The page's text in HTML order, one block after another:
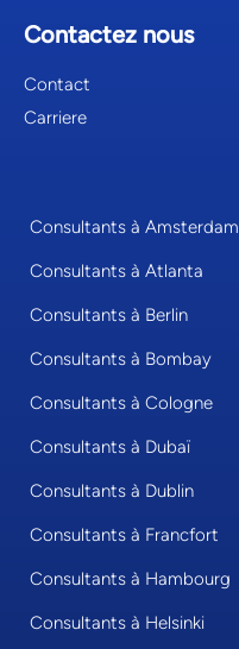
Contactez nous
Contact
Carriere
Consultants à Amsterdam
Consultants à Atlanta
Consultants à Berlin
Consultants à Bombay
Consultants à Cologne
Consultants à Dubaï
Consultants à Dublin
Consultants à Francfort
Consultants à Hambourg
Consultants à Helsinki